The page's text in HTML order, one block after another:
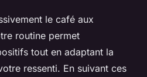
le café aux
routine permet
tout en adaptant la
ressenti. En suivant ces